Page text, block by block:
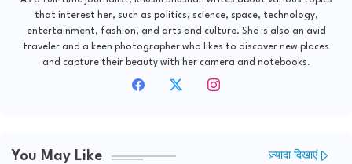
that interest her, such as politics, science, space, technology,
entertainment, fashion, and arts and culture. She is also an avid
traveler and a keen photographer who likes to discover new places
and capture their beauty with her camera and notebooks.
You May Like ज़्यादा दिखाएं